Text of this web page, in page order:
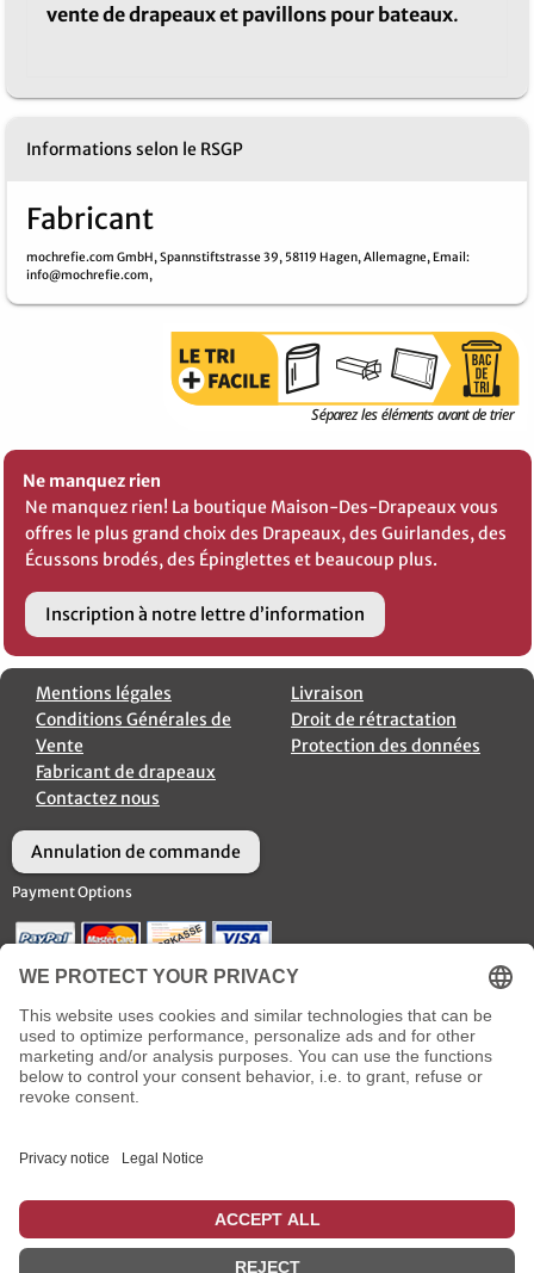
vente de drapeaux et pavillons pour bateaux.
Informations selon le RSGP
Fabricant
mochrefie.com GmbH, Spannstiftstrasse 39, 58119 Hagen, Allemagne, Email:
info@mochrefie.com,
Ne manquez rien
Ne manquez rien! La boutique Maison-Des-Drapeaux vous
offres le plus grand choix des Drapeaux, des Guirlandes, des
Écussons brodés, des Épinglettes et beaucoup plus.
Inscription à notre lettre d’information
Mentions légales
Conditions Générales de
Vente
Fabricant de drapeaux
Contactez nous
Livraison
Droit de rétractation
Protection des données
Annulation de commande
Payment Options
* plusfrais de livraisonincl. TVA